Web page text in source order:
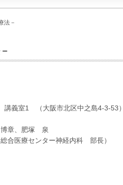
法－
義室1 （大阪市北区中之島4-3-53）
章、肥塚 泉
合医療センター神経内科 部長）